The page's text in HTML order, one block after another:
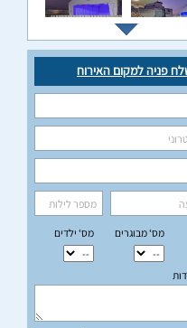
פניה למקום האירוח
מס‘ ילדים מס‘ מבוגרים